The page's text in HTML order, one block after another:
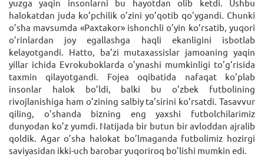
yuzga yaqin insonlarni bu hayotdan olib ketdi. Ushbu
halokatdan juda ko’pchilik o’zini yo’qotib qo’ygandi. Chunki
o’sha mavsumda «Paxtakor» ishonchli o’yin ko’rsatib, yuqori
o’rinlardan joy egallashga haqli ekanligini isbotlab
kelayotgandi. Hatto, ba’zi mutaxassislar jamoaning yaqin
yillar ichida Evrokuboklarda o’ynashi mumkinligi to’g’risida
taxmin qilayotgandi. Fojea oqibatida nafaqat ko’plab
insonlar halok bo’ldi, balki bu o’zbek futbolining
rivojlanishiga ham o’zining salbiy ta’sirini ko’rsatdi. Tasavvur
qiling, o’shanda bizning eng yaxshi futbolchilarimiz
dunyodan ko’z yumdi. Natijada bir butun bir avloddan ajralib
qoldik. Agar o’sha halokat bo’lmaganda futbolimiz hozirgi
saviyasidan ikki-uch barobar yuqoriroq bo’lishi mumkin edi.